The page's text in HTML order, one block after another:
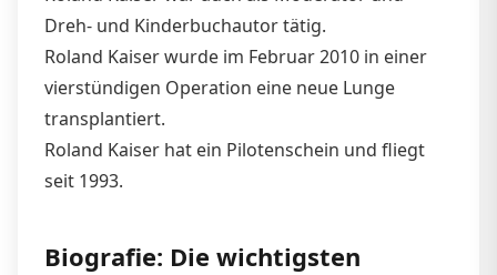
Dreh- und Kinderbuchautor tätig.
Roland Kaiser wurde im Februar 2010 in einer
vierstündigen Operation eine neue Lunge
transplantiert.
Roland Kaiser hat ein Pilotenschein und fliegt
seit 1993.
Biografie: Die wichtigsten